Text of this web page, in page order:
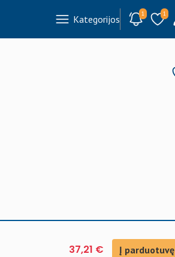
Kategorijos 1 1
37,21 € Į parduotuvę